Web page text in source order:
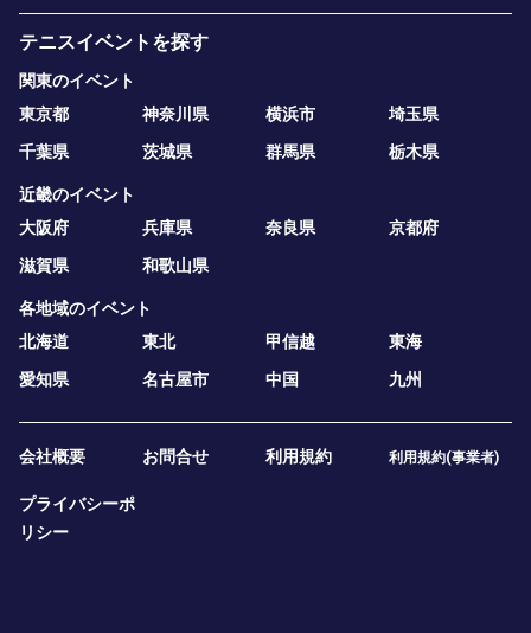
テニスイベントを探す
関東のイベント
東京都
神奈川県 横浜市
埼玉県
千葉県
茨城県 群馬県 栃木県
近畿のイベント
大阪府
兵庫県 奈良県
京都府
滋賀県
和歌山県
各地域のイベント
北海道
東北 甲信越
東海
愛知県
名古屋市 中国 九州
会社概要 お問合せ 利用規約 利用規約(事業者)
プライバシーポ
リシー